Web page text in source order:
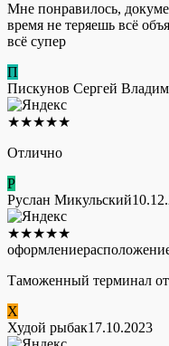
Мне понравилось,
время не теряешь всё
всё супер
П
Пискунов Сергей
★★★★★
Отлично
Р
Руслан Микульский
★★★★★
оформление
Таможенный терминал
Х
Худой рыбак17.10.2023